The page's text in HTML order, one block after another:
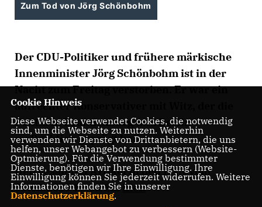
Zum Tod von Jörg Schönbohm
Der CDU-Politiker und frühere märkische
Innenminister Jörg Schönbohm ist in der
Nacht zum Freitag verstorben. Er war ein
aufrechter Konservativer mit Witz, der die
Politik in Brandenburg und Berlin
maßgeblich geprägt hat.
Den gesamten Artikel in den PNN vom
09.02.2019 lesen Sie hier.
Cookie Hinweis
Diese Webseite verwendet Cookies, die notwendig
sind, um die Webseite zu nutzen. Weiterhin
verwenden wir Dienste von Drittanbietern, die uns
helfen, unser Webangebot zu verbessern (Website-
Optmierung). Für die Verwendung bestimmter
Dienste, benötigen wir Ihre Einwilligung. Ihre
Einwilligung können Sie jederzeit widerrufen. Weitere
Informationen finden Sie in unserer
Datenschutzerklärung.